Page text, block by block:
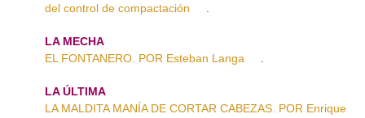
del control de compactación
LA MECHA
EL FONTANERO. POR Esteban Langa
LA ÚLTIMA
LA MALDITA MANÍA DE CORTAR CABEZAS. POR Enrique